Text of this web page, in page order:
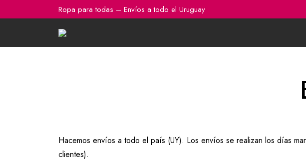
al
Ropa para todas – Envíos a todo el Uruguay
Hacemos envíos a todo el país (UY). Los envíos se realizan los días
clientes).